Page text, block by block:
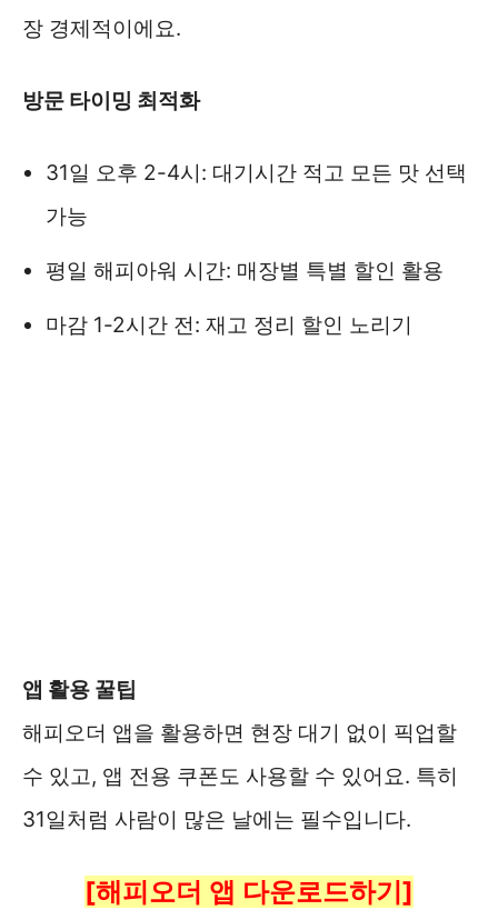
장 경제적이에요.
방문 타이밍 최적화
31일 오후 2-4시: 대기시간 적고 모든 맛 선택
가능
평일 해피아워 시간: 매장별 특별 할인 활용
마감 1-2시간 전: 재고 정리 할인 노리기
앱 활용 꿀팁
해피오더 앱을 활용하면 현장 대기 없이 픽업할
수 있고, 앱 전용 쿠폰도 사용할 수 있어요. 특히
31일처럼 사람이 많은 날에는 필수입니다.
[해피오더 앱 다운로드하기]